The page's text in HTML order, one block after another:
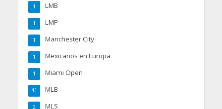
LMB
1
LMP
1
Manchester City
1
Mexicanos en Europa
1
Miami Open
1
MLB
41
MLS
2